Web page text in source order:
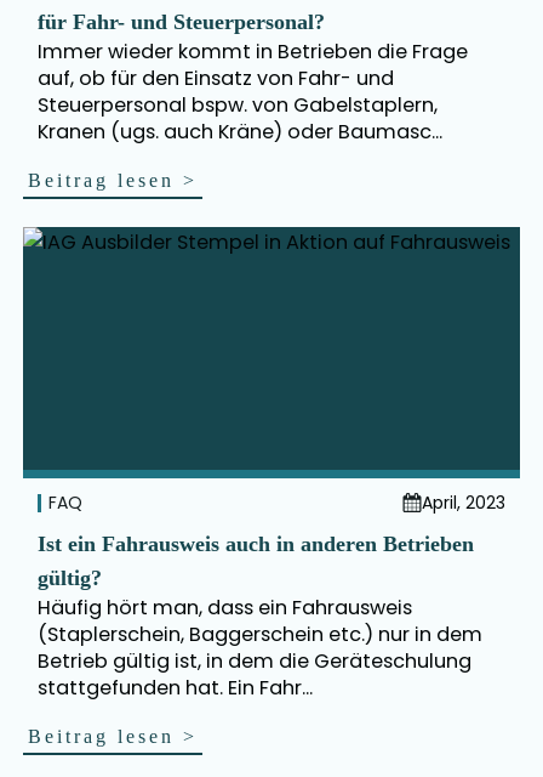
für Fahr- und Steuerpersonal?
Immer wieder kommt in Betrieben die Frage
auf, ob für den Einsatz von Fahr- und
Steuerpersonal bspw. von Gabelstaplern,
Kranen (ugs. auch Kräne) oder Baumasc...
Beitrag lesen>
FAQ
April, 2023
Ist ein Fahrausweis auch in anderen Betrieben
gültig?
Häufig hört man, dass ein Fahrausweis
(Staplerschein, Baggerschein etc.) nur in dem
Betrieb gültig ist, in dem die Geräteschulung
stattgefunden hat. Ein Fahr...
Beitrag lesen>